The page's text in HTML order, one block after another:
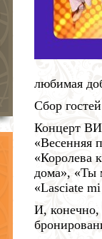
любимая
Сбор
Концерт
«Весенняя
«Королева
дома», «Ты
«Lasciate
И, конечно,